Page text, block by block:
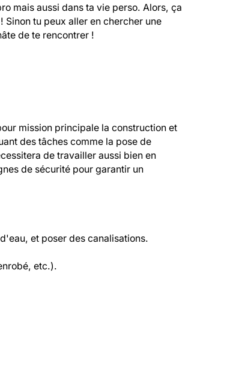
mais aussi dans ta vie perso. Alors, ça
Sinon tu peux aller en chercher une
de te rencontrer !
mission principale la construction et
des tâches comme la pose de
de travailler aussi bien en
de sécurité pour garantir un
et poser des canalisations.
etc.).